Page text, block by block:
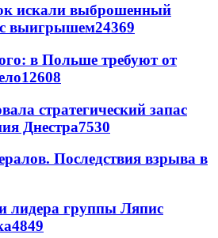
искали выброшенный
с выигрышем24369
в Польше требуют от
12608
стратегический запас
Днестра7530
Последствия взрыва в
лидера группы Ляпис
4849